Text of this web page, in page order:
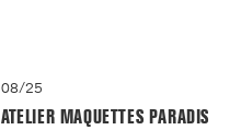
08/25
ATELIER MAQUETTES PARADIS